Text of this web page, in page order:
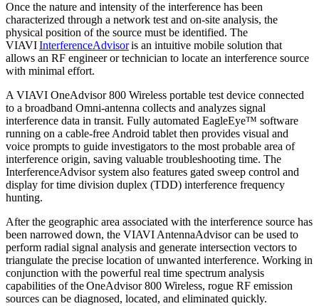
Once the nature and intensity of the interference has been
characterized through a network test and on-site analysis, the
physical position of the source must be identified. The
VIAVIInterferenceAdvisoris an intuitive mobile solution that
allows an RF engineer or technician to locate an interference source
with minimal effort.
A VIAVI OneAdvisor 800 Wireless portable test device connected
to a broadband Omni-antenna collects and analyzes signal
interference data in transit. Fully automated EagleEye™ software
running on a cable-free Android tablet then provides visual and
voice prompts to guide investigators to the most probable area of
interference origin, saving valuable troubleshooting time. The
InterferenceAdvisor system also features gated sweep control and
display for time division duplex (TDD) interference frequency
hunting.
After the geographic area associated with the interference source has
been narrowed down, the VIAVI AntennaAdvisor can be used to
perform radial signal analysis and generate intersection vectors to
triangulate the precise location of unwanted interference. Working in
conjunction with the powerful real time spectrum analysis
capabilities of the OneAdvisor 800 Wireless, rogue RF emission
sources can be diagnosed, located, and eliminated quickly.